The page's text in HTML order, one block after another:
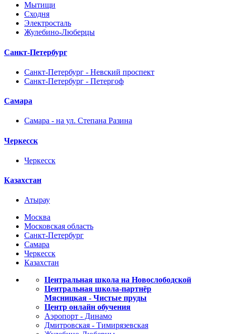
Мытищи
Сходня
Электросталь
Жулебино-Люберцы
Санкт-Петербург
Санкт-Петербург - Невский проспект
Санкт-Петербург - Петергоф
Самара
Самара - на ул. Степана Разина
Черкесск
Черкесск
Казахстан
Атырау
Москва
Московская область
Санкт-Петербург
Самара
Черкесск
Казахстан
Центральная школа на Новослободской
Центральная школа-партнёр
Мясницкая - Чистые пруды
Центр онлайн обучения
Аэропорт - Динамо
Дмитровская - Тимирязевская